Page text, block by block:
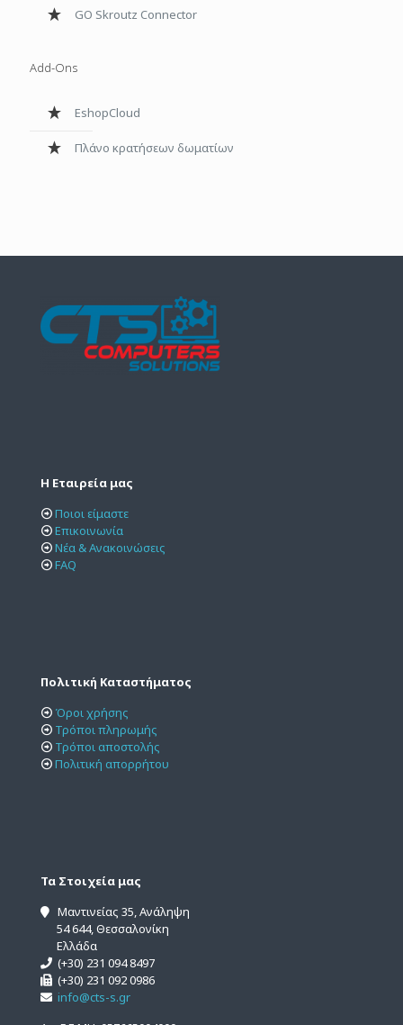
GO Skroutz Connector
Add-Ons
ΕshopCloud
Πλάνο κρατήσεων δωματίων
Η Εταιρεία μας
Ποιοι είμαστε
Επικοινωνία
Νέα & Ανακοινώσεις
FAQ
Πολιτική Καταστήματος
Όροι χρήσης
Τρόποι πληρωμής
Τρόποι αποστολής
Πολιτική απορρήτου
Τα Στοιχεία μας
Μαντινείας 35, Ανάληψη
54 644, Θεσσαλονίκη
Ελλάδα
(+30) 231 094 8497
(+30) 231 092 0986
info@cts-s.gr